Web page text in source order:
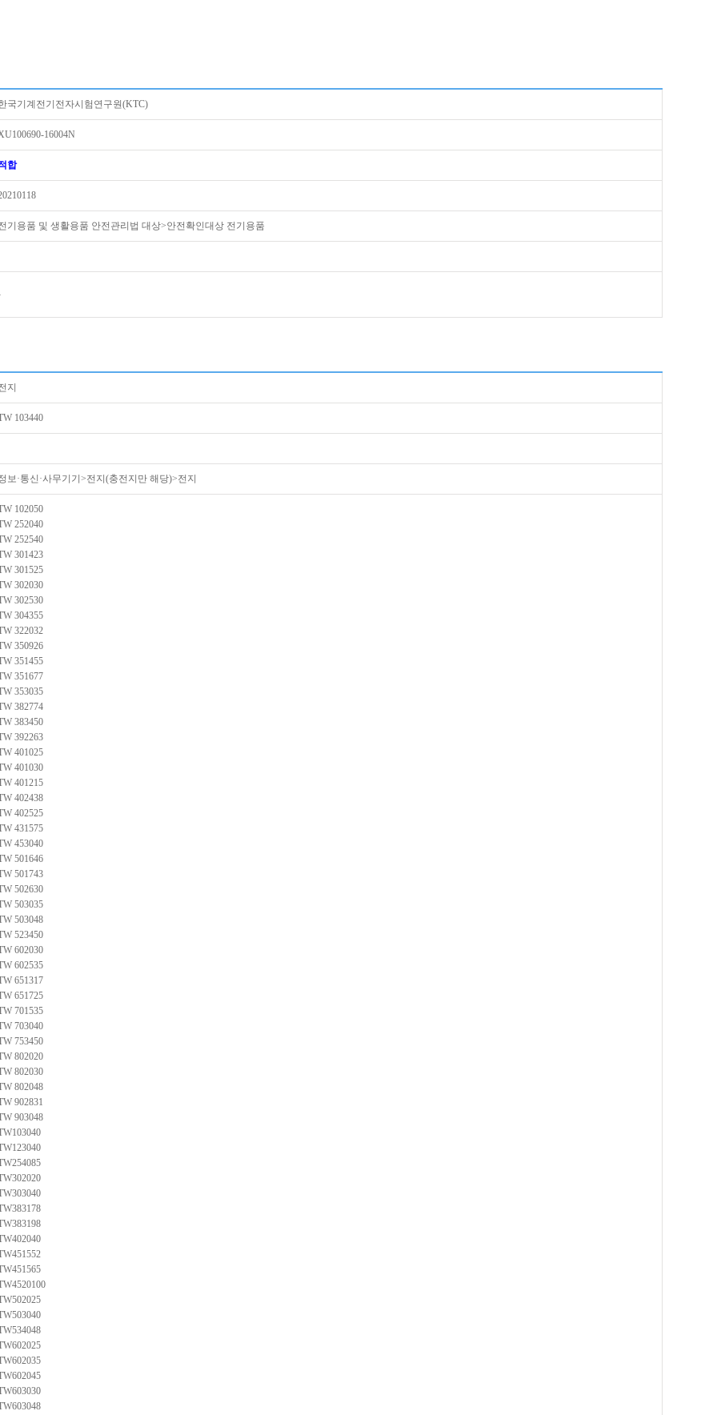
국기계전기전자시험연구원(KTC)
16004N
합
기용품 및 생활용품 안전관리법 대상>안전확인대상 전기용품
지
103440
보·통신·사무기기>전지(충전지만 해당)>전지
102050
252040
252540
301423
301525
302030
302530
304355
322032
350926
351455
351677
353035
382774
383450
392263
401025
401030
401215
402438
402525
431575
453040
501646
501743
502630
503035
503048
523450
602030
602535
651317
651725
701535
703040
753450
802020
802030
802048
902831
903048